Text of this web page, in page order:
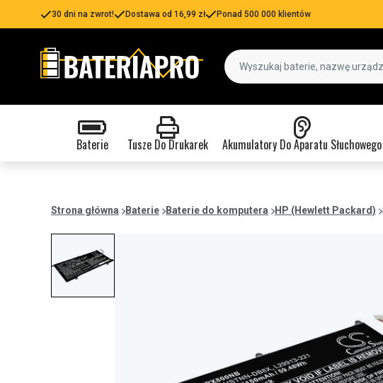
30 dni na zwrot! Dostawa od 16,99 zł Ponad 500 000 klientów
Baterie Tusze Do Drukarek Akumulatory Do Aparatu Słuchowego
Strona główna Baterie Baterie do komputera HP (Hewlett Packard)